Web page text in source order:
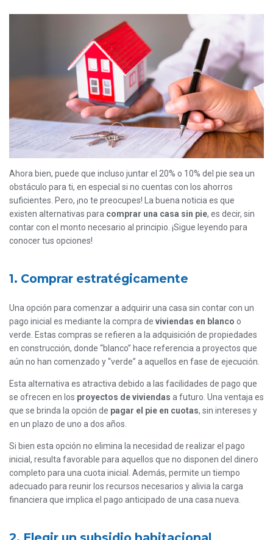
Ahora bien, puede que incluso juntar el 20% o 10% del pie sea un
obstáculo para ti, en especial si no cuentas con los ahorros
suficientes. Pero, ¡no te preocupes! La buena noticia es que
existen alternativas para comprar una casa sin pie, es decir, sin
contar con el monto necesario al principio. ¡Sigue leyendo para
conocer tus opciones!
1. Comprar estratégicamente
Una opción para comenzar a adquirir una casa sin contar con un
pago inicial es mediante la compra de viviendas en blanco o
verde. Estas compras se refieren a la adquisición de propiedades
en construcción, donde “blanco” hace referencia a proyectos que
aún no han comenzado y “verde” a aquellos en fase de ejecución.
Esta alternativa es atractiva debido a las facilidades de pago que
se ofrecen en los proyectos de viviendas a futuro. Una ventaja es
que se brinda la opción de pagar el pie en cuotas, sin intereses y
en un plazo de uno a dos años.
Si bien esta opción no elimina la necesidad de realizar el pago
inicial, resulta favorable para aquellos que no disponen del dinero
completo para una cuota inicial. Además, permite un tiempo
adecuado para reunir los recursos necesarios y alivia la carga
financiera que implica el pago anticipado de una casa nueva.